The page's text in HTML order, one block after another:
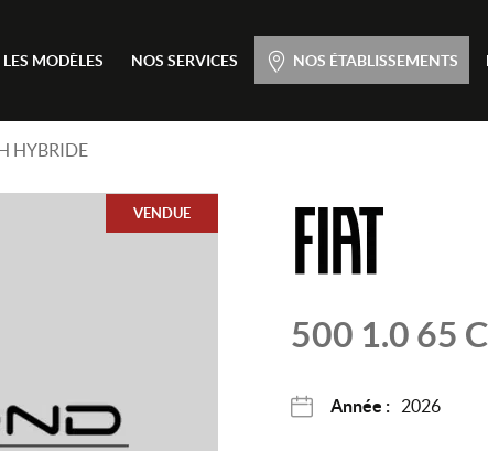
Passer
au
Menu principal
LES MODÈLES NOS SERVICES NOS ÉTABLISSEMENTS
HYBRIDE
VENDUE
500 1.0 65
Année : 2026